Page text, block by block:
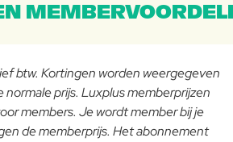
btw. Kortingen worden weergegeven
prijs. Luxplus memberprijzen
members. Je wordt member bij je
de memberprijs. Het abonnement